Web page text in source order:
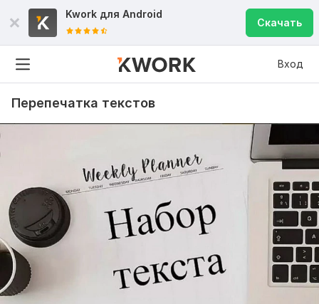
Kwork для Android
Скачать
Вход
Перепечатка текстов